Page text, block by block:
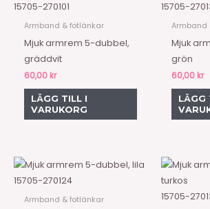
15705-270101
Armband & fotlänkar
Mjuk armrem 5-dubbel,
gräddvit
60,00 kr
LÄGG TILL I
VARUKORG
15705-
Armband
Mjuk
grön
60,00 kr
LÄGG
15705-270124
Armband & fotlänkar 15705-